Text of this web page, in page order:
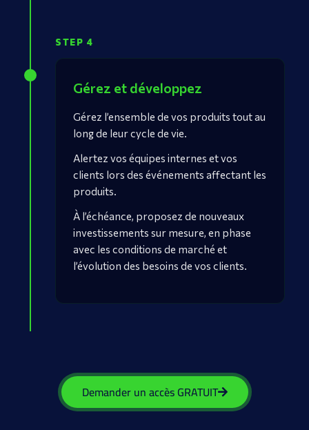
STEP 4
Gérez et développez
Gérez l’ensemble de vos produits tout au
long de leur cycle de vie.
Alertez vos équipes internes et vos
clients lors des événements affectant les
produits.
À l’échéance, proposez de nouveaux
investissements sur mesure, en phase
avec les conditions de marché et
l’évolution des besoins de vos clients.
Demander un accès GRATUIT